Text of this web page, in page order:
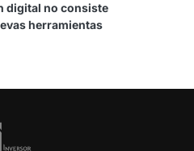
digital no consiste
herramientas